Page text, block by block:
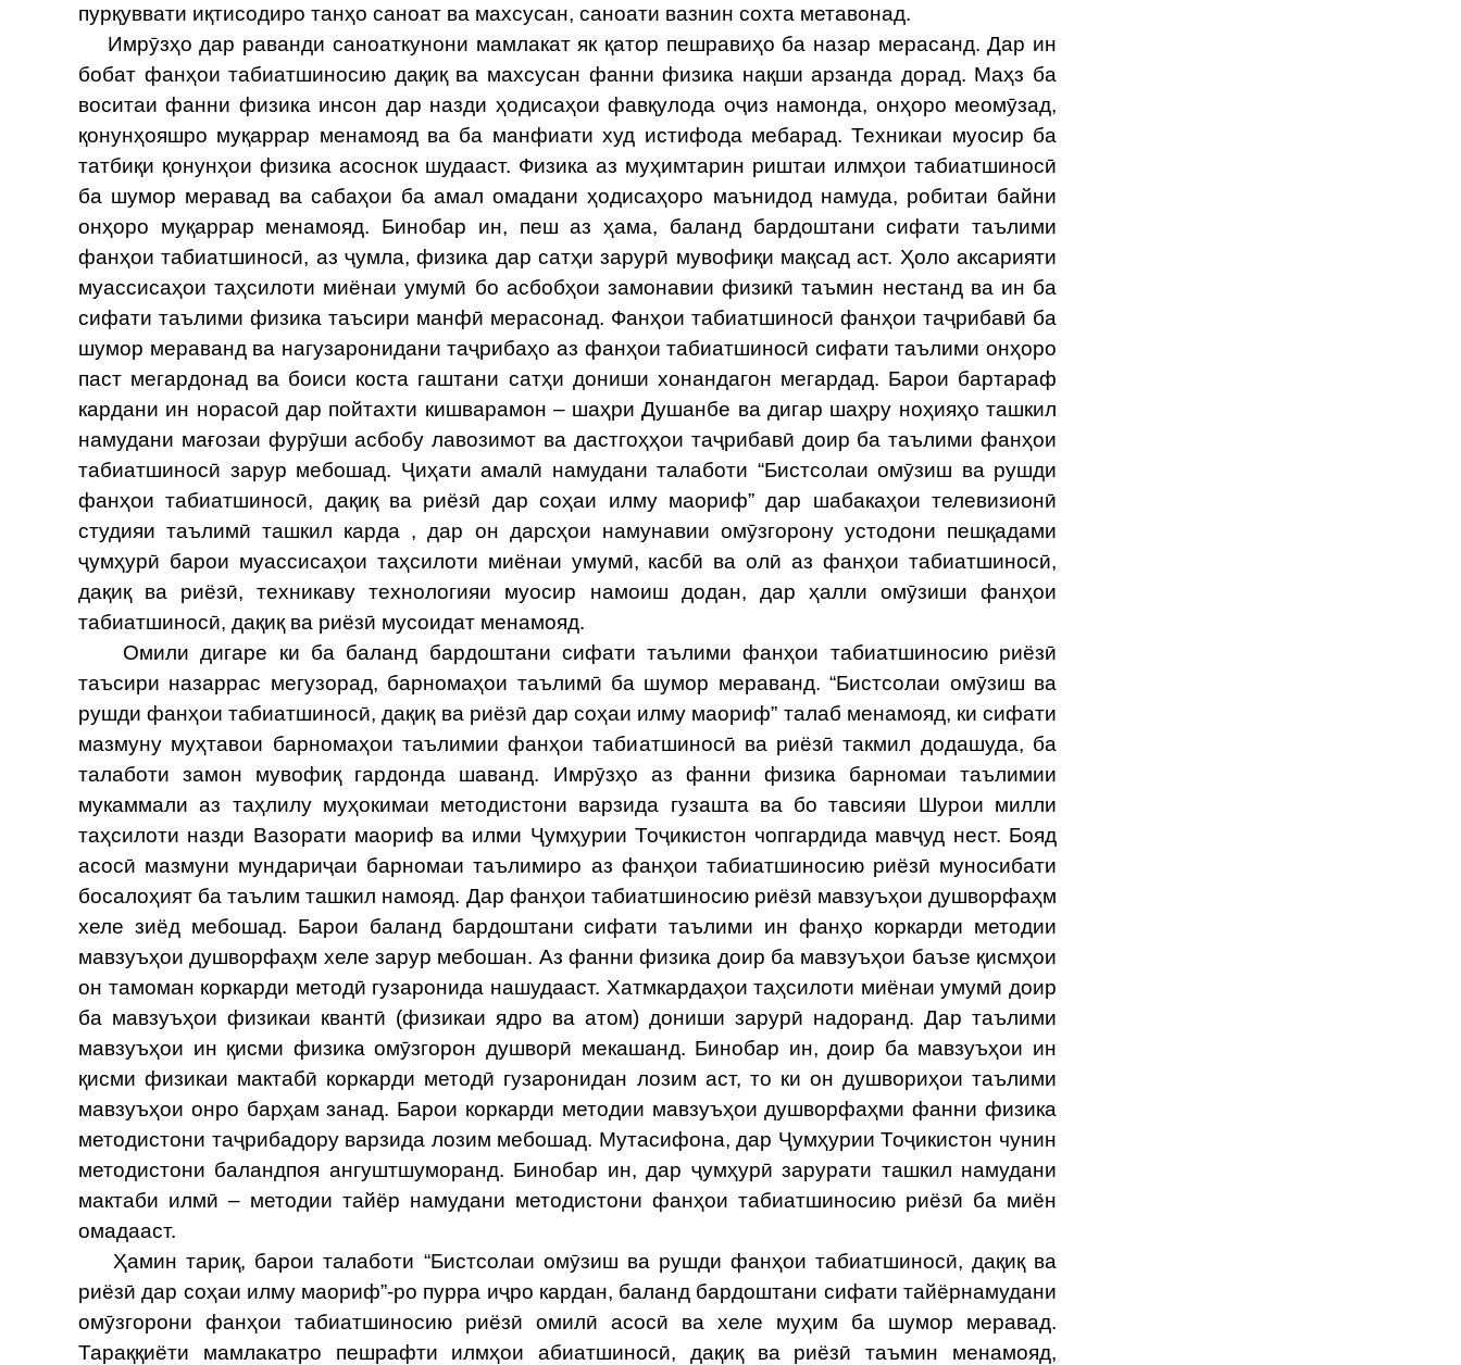
пурқуввати иқтисодиро танҳо саноат ва махсусан, саноати вазнин сохта метавонад.
Имрӯзҳо дар раванди саноаткунони мамлакат як қатор пешравиҳо ба назар мерасанд. Дар ин
бобат фанҳои табиатшиносию дақиқ ва махсусан фанни физика нақши арзанда дорад. Маҳз ба
воситаи фанни физика инсон дар назди ҳодисаҳои фавқулода оҷиз намонда, онҳоро меомӯзад,
қонунҳояшро муқаррар менамояд ва ба манфиати худ истифода мебарад. Техникаи муосир ба
татбиқи қонунҳои физика асоснок шудааст. Физика аз муҳимтарин риштаи илмҳои табиатшиносӣ
ба шумор меравад ва сабаҳои ба амал омадани ҳодисаҳоро маънидод намуда, робитаи байни
онҳоро муқаррар менамояд. Бинобар ин, пеш аз ҳама, баланд бардоштани сифати таълими
фанҳои табиатшиносӣ, аз ҷумла, физика дар сатҳи зарурӣ мувофиқи мақсад аст. Ҳоло аксарияти
муассисаҳои таҳсилоти миёнаи умумӣ бо асбобҳои замонавии физикӣ таъмин нестанд ва ин ба
сифати таълими физика таъсири манфӣ мерасонад. Фанҳои табиатшиносӣ фанҳои таҷрибавӣ ба
шумор мераванд ва нагузаронидани таҷрибаҳо аз фанҳои табиатшиносӣ сифати таълими онҳоро
паст мегардонад ва боиси коста гаштани сатҳи дониши хонандагон мегардад. Барои бартараф
кардани ин норасоӣ дар пойтахти кишварамон – шаҳри Душанбе ва дигар шаҳру ноҳияҳо ташкил
намудани мағозаи фурӯши асбобу лавозимот ва дастгоҳҳои таҷрибавӣ доир ба таълими фанҳои
табиатшиносӣ зарур мебошад. Ҷиҳати амалӣ намудани талаботи “Бистсолаи омӯзиш ва рушди
фанҳои табиатшиносӣ, дақиқ ва риёзӣ дар соҳаи илму маориф” дар шабакаҳои телевизионӣ
студияи таълимӣ ташкил карда , дар он дарсҳои намунавии омӯзгорону устодони пешқадами
ҷумҳурӣ барои муассисаҳои таҳсилоти миёнаи умумӣ, касбӣ ва олӣ аз фанҳои табиатшиносӣ,
дақиқ ва риёзӣ, техникаву технологияи муосир намоиш додан, дар ҳалли омӯзиши фанҳои
табиатшиносӣ, дақиқ ва риёзӣ мусоидат менамояд.
Омили дигаре ки ба баланд бардоштани сифати таълими фанҳои табиатшиносию риёзӣ
таъсири назаррас мегузорад, барномаҳои таълимӣ ба шумор мераванд. “Бистсолаи омӯзиш ва
рушди фанҳои табиатшиносӣ, дақиқ ва риёзӣ дар соҳаи илму маориф” талаб менамояд, ки сифати
мазмуну муҳтавои барномаҳои таълимии фанҳои табиатшиносӣ ва риёзӣ такмил додашуда, ба
талаботи замон мувофиқ гардонда шаванд. Имрӯзҳо аз фанни физика барномаи таълимии
мукаммали аз таҳлилу муҳокимаи методистони варзида гузашта ва бо тавсияи Шурои милли
таҳсилоти назди Вазорати маориф ва илми Ҷумҳурии Тоҷикистон чопгардида мавҷуд нест. Бояд
асосӣ мазмуни мундариҷаи барномаи таълимиро аз фанҳои табиатшиносию риёзӣ муносибати
босалоҳият ба таълим ташкил намояд. Дар фанҳои табиатшиносию риёзӣ мавзуъҳои душворфаҳм
хеле зиёд мебошад. Барои баланд бардоштани сифати таълими ин фанҳо коркарди методии
мавзуъҳои душворфаҳм хеле зарур мебошан. Аз фанни физика доир ба мавзуъҳои баъзе қисмҳои
он тамоман коркарди методӣ гузаронида нашудааст. Хатмкардаҳои таҳсилоти миёнаи умумӣ доир
ба мавзуъҳои физикаи квантӣ (физикаи ядро ва атом) дониши зарурӣ надоранд. Дар таълими
мавзуъҳои ин қисми физика омӯзгорон душворӣ мекашанд. Бинобар ин, доир ба мавзуъҳои ин
қисми физикаи мактабӣ коркарди методӣ гузаронидан лозим аст, то ки он душвориҳои таълими
мавзуъҳои онро барҳам занад. Барои коркарди методии мавзуъҳои душворфаҳми фанни физика
методистони таҷрибадору варзида лозим мебошад. Мутасифона, дар Ҷумҳурии Тоҷикистон чунин
методистони баландпоя ангуштшуморанд. Бинобар ин, дар ҷумҳурӣ зарурати ташкил намудани
мактаби илмӣ – методии тайёр намудани методистони фанҳои табиатшиносию риёзӣ ба миён
омадааст.
Ҳамин тариқ, барои талаботи “Бистсолаи омӯзиш ва рушди фанҳои табиатшиносӣ, дақиқ ва
риёзӣ дар соҳаи илму маориф”-ро пурра иҷро кардан, баланд бардоштани сифати тайёрнамудани
омӯзгорони фанҳои табиатшиносию риёзӣ омилӣ асосӣ ва хеле муҳим ба шумор меравад.
Тараққиёти мамлакатро пешрафти илмҳои абиатшиносӣ, дақиқ ва риёзӣ таъмин менамояд,